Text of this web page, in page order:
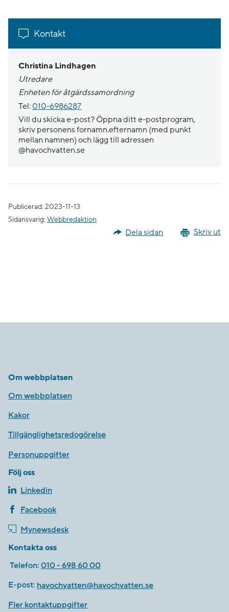
Kontakt
Christina Lindhagen
Utredare
Enheten för åtgärdssamordning
Tel: 010-6986287
Vill du skicka e-post? Öppna ditt e-postprogram,
skriv personens fornamn.efternamn (med punkt
mellan namnen) och lägg till adressen
@havochvatten.se
Publicerad: 2023-11-13
Sidansvarig: Webbredaktion
Skriv ut
Dela sidan
Om webbplatsen
Om webbplatsen
Kakor
Tillgänglighetsredogörelse
Personuppgifter
Följ oss
Linkedin
Facebook
Mynewsdesk
Kontakta oss
Telefon: 010 - 698 60 00
E-post: havochvatten@havochvatten.se
Fler kontaktuppgifter